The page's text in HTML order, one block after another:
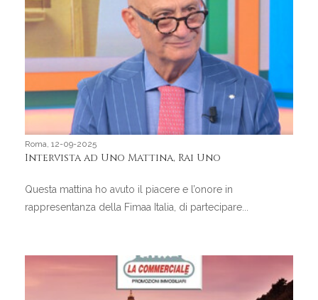
Roma, 12-09-2025
Intervista ad Uno Mattina, Rai Uno
Questa mattina ho avuto il piacere e l’onore in
rappresentanza della Fimaa Italia, di partecipare...